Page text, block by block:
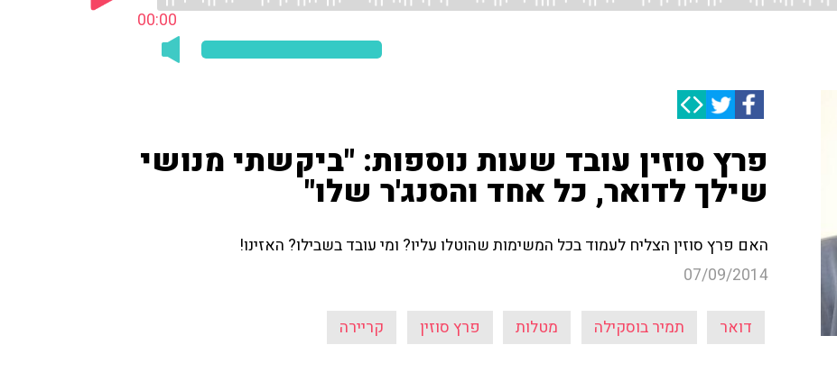
00:00
פרץ סוזין עובד שעות נוספות: "ביקשתי מנושי
שילך לדואר, כל אחד והסנג'ר שלו"
האם פרץ סוזין הצליח לעמוד בכל המשימות שהוטלו עליו? ומי עובד בשבילו? האזינו!
07/09/2014
דואר תמיר בוסקילה מטלות פרץ סוזין קריירה